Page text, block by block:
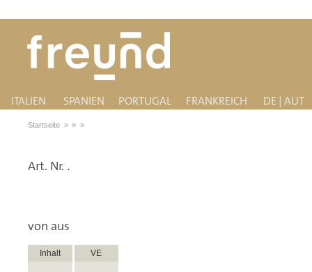
ITALIEN SPANIEN PORTUGAL FRANKREICH DE | AUT
Startseite » » »
Art. Nr. .
von aus
Inhalt VE